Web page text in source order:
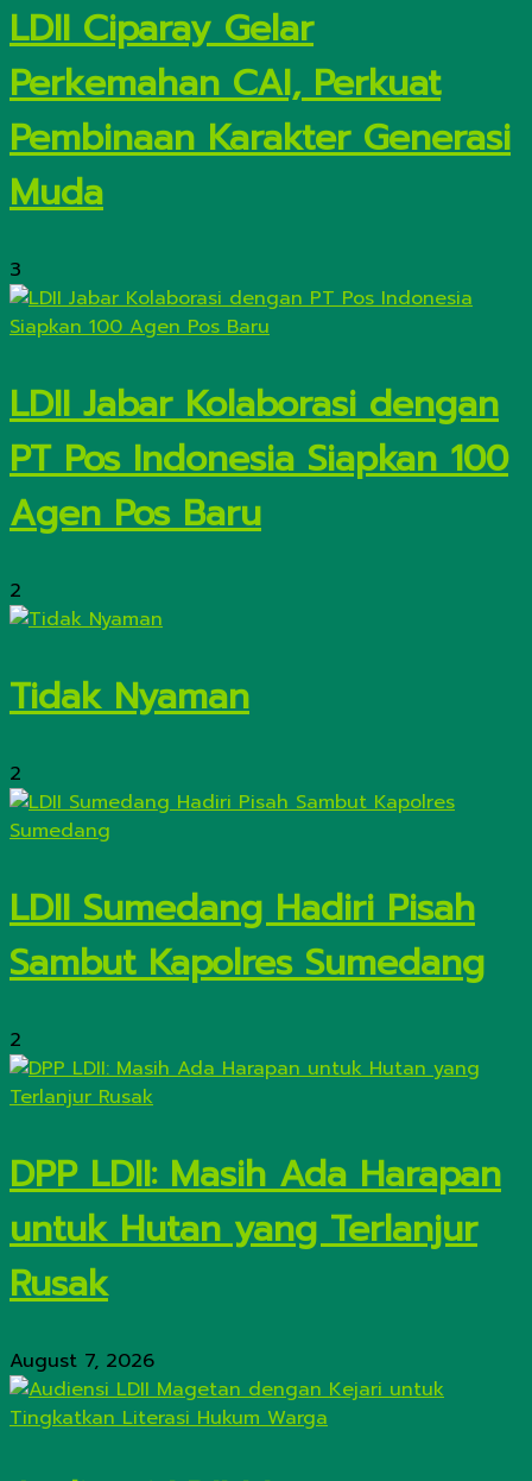
LDII Ciparay Gelar
Perkemahan CAI, Perkuat
Pembinaan Karakter Generasi
Muda
3
LDII Jabar Kolaborasi dengan
PT Pos Indonesia Siapkan 100
Agen Pos Baru
2
Tidak Nyaman
2
LDII Sumedang Hadiri Pisah
Sambut Kapolres Sumedang
2
DPP LDII: Masih Ada Harapan
untuk Hutan yang Terlanjur
Rusak
August 7, 2026